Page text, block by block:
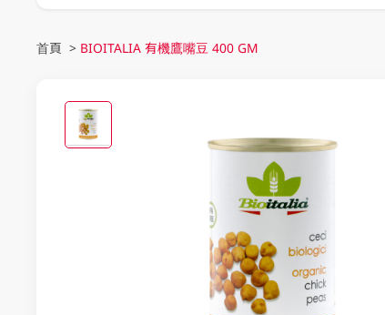
首頁 > BIOITALIA 有機鷹嘴豆 400 GM